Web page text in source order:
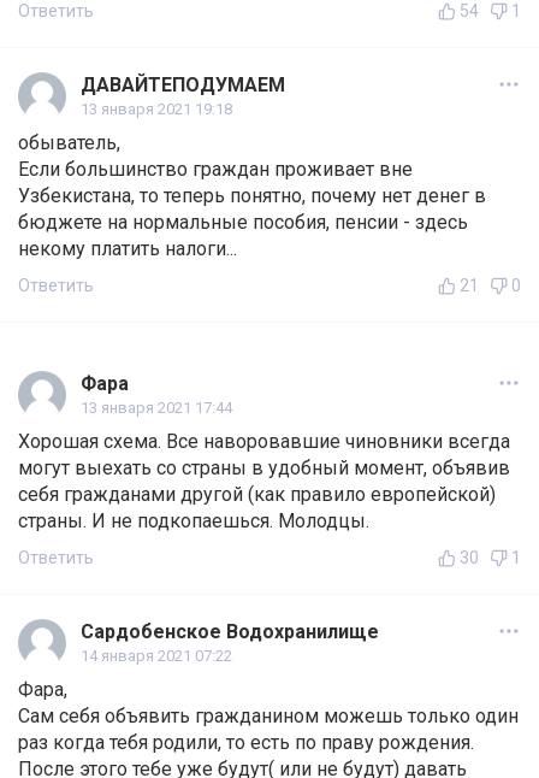
Ответить 54 1
ДАВАЙТЕПОДУМАЕМ
13 января 2021 19:18
обыватель,
Если большинство граждан проживает вне
Узбекистана, то теперь понятно, почему нет денег в
бюджете на нормальные пособия, пенсии - здесь
некому платить налоги...
Ответить 21 0
Фара
13 января 2021 17:44
Хорошая схема. Все наворовавшие чиновники всегда
могут выехать со страны в удобный момент, объявив
себя гражданами другой (как правило европейской)
страны. И не подкопаешься. Молодцы.
Ответить 30 1
Сардобенское Водохранилище
14 января 2021 07:22
Фара,
Сам себя объявить гражданином можешь только один
раз когда тебя родили, то есть по праву рождения.
После этого тебе уже будут( или не будут) давать